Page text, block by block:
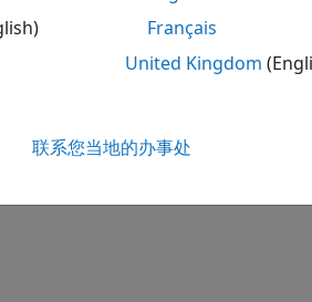
|
本页内容对您有帮
Français
United Kingdom
联系您当地的办事处